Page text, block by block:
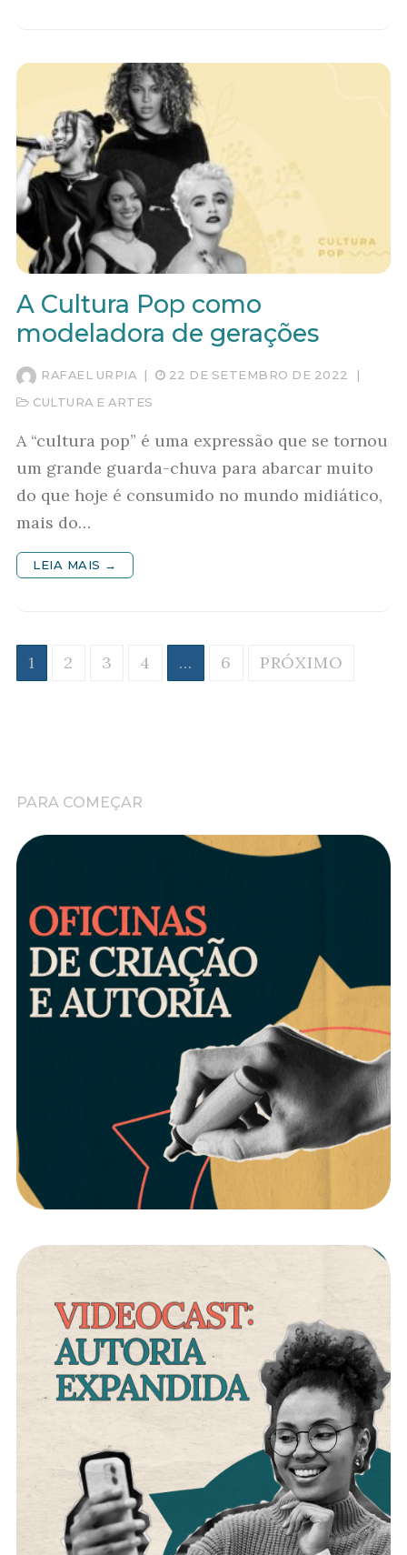
A Cultura Pop como
modeladora de gerações
RAFAEL URPIA | 22 DE SETEMBRO DE 2022
|
CULTURA E ARTES
A “cultura pop” é uma expressão que se tornou
um grande guarda-chuva para abarcar muito
do que hoje é consumido no mundo midiático,
mais do…
LEIA MAIS →
Paginação
1 2 3 4 … 6 PRÓXIMO
PARA COMEÇAR